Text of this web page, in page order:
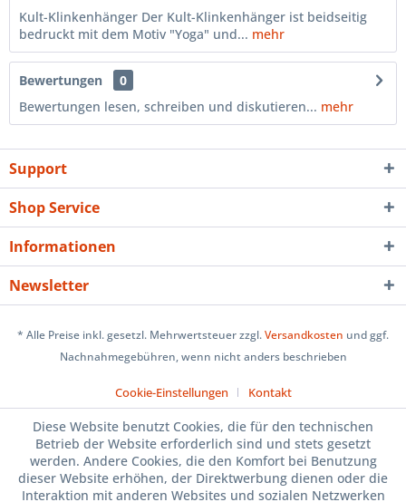
Kult-Klinkenhänger Der Kult-Klinkenhänger ist beidseitig
bedruckt mit dem Motiv "Yoga" und... mehr
Bewertungen
0
Bewertungen lesen, schreiben und diskutieren... mehr
Support
Shop Service
Informationen
Newsletter
* Alle Preise inkl. gesetzl. Mehrwertsteuer zzgl.Versandkosten und ggf.
Nachnahmegebühren, wenn nicht anders beschrieben
Cookie-Einstellungen Kontakt
Diese Website benutzt Cookies, die für den technischen
Betrieb der Website erforderlich sind und stets gesetzt
werden. Andere Cookies, die den Komfort bei Benutzung
dieser Website erhöhen, der Direktwerbung dienen oder die
Interaktion mit anderen Websites und sozialen Netzwerken